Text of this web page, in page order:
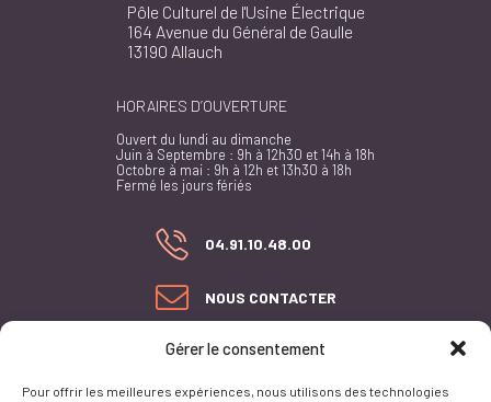
Gérer le consentement
Pour offrir les meilleures expériences, nous utilisons des technologies
Pôle Culturel de l'Usine Électrique
164 Avenue du Général de Gaulle
13190 Allauch
HORAIRES D’OUVERTURE
Ouvert du lundi au dimanche
Juin à Septembre : 9h à 12h30 et 14h à 18h
Octobre à mai : 9h à 12h et 13h30 à 18h
Fermé les jours fériés
04.91.10.48.00
NOUS CONTACTER
PLAN DU SITE